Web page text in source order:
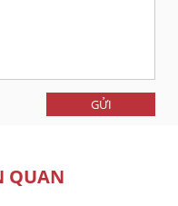
GỬI
QUAN